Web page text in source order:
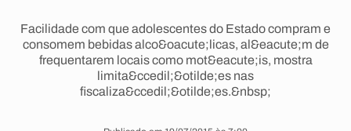
Facilidade com que adolescentes do Estado compram e
consomem bebidas alco&oacute;licas, al&eacute;m de
frequentarem locais como mot&eacute;is, mostra
limita&ccedil;&otilde;es nas
fiscaliza&ccedil;&otilde;es.&nbsp;